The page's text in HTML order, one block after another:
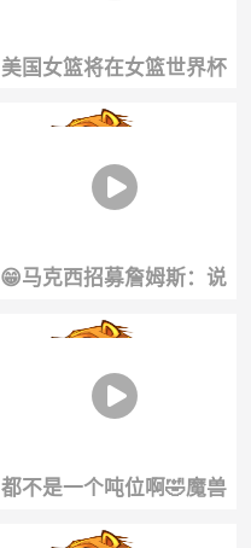
美国女篮将在女篮世界杯
首战与中国队展开正面对
决，你期待嘛...
😁马克西招募詹姆斯：说
服他并不是难 几次电话几
条短信搞定
都不是一个吨位啊🤣魔兽
和尼克·杨单挑~